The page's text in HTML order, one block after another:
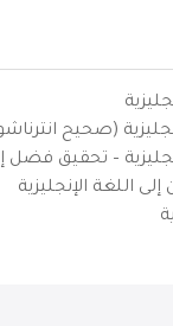
(صحيح
– تحقيق
اللغة الإنجليزية